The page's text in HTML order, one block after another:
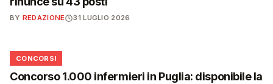
BY REDAZIONE 31 LUGLIO 2026
📋
CONCORSI
Concorso 1.000 infermieri in Puglia: disponibile la